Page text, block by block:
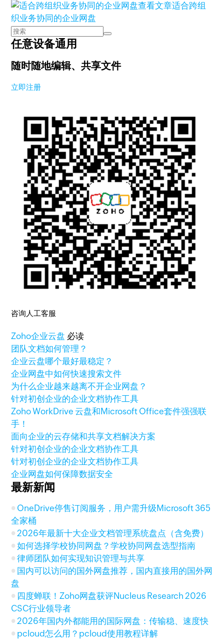
查看文章适合跨组
织业务协同的企业网盘
任意设备通用
随时随地编辑、共享文件
立即注册
咨询人工客服
Zoho企业云盘 必读
团队文档如何管理？
企业云盘哪个最好最稳定？
企业网盘中如何快速搜索文件
为什么企业越来越离不开企业网盘？
针对初创企业的企业文档协作工具
Zoho WorkDrive 云盘和Microsoft Office套件强强联
手！
面向企业的云存储和共享文档解决方案
针对初创企业的企业文档协作工具
针对初创企业的企业文档协作工具
企业网盘如何保障数据安全
最新新闻
OneDrive停售订阅服务，用户需升级Microsoft 365
全家桶
2026年最新十大企业文档管理系统盘点（含免费）
如何选择学校协同网盘？学校协同网盘选型指南
律师团队如何实现知识管理与共享
国内可以访问的国外网盘推荐，国内直接用的国外网
盘
四度蝉联！Zoho网盘获评Nucleus Research 2026
CSC行业领导者
2026年国内外都能用的国际网盘：传输稳、速度快
pcloud怎么用？pcloud使用教程详解